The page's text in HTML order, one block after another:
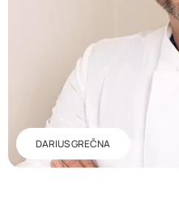
DARIUS GREČNA